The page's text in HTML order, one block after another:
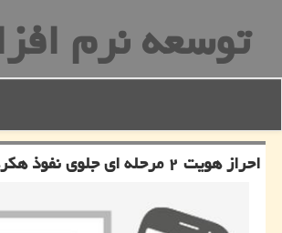
توسعه نرم
احراز هویت ۲ مرحله ای جلوی نفوذ هكرها را می گیرد